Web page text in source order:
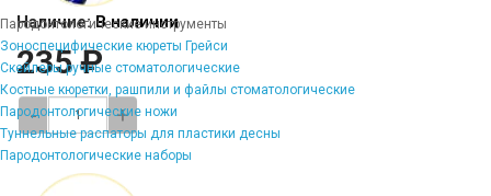
Пародонтологические инструменты
Зоноспецифические кюреты Грейси
Скейлеры ручные стоматологические
Костные кюретки, рашпили и файлы стоматологические
Пародонтологические ножи
Туннельные распаторы для пластики десны
Пародонтологические наборы
Наличие:В наличии
235 ₽
- +